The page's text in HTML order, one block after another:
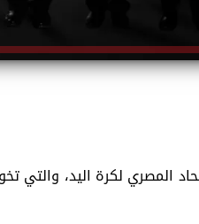
المصري لكرة اليد،